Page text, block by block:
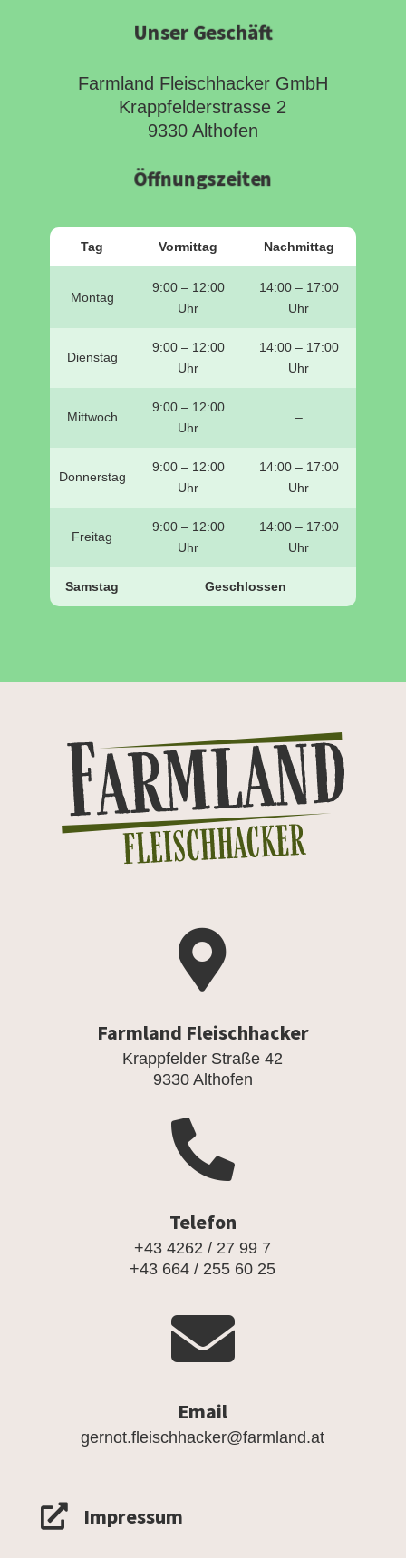
Unser Geschäft
Farmland Fleischhacker GmbH
Krappfelderstrasse 2
9330 Althofen
Öffnungszeiten
Tag Vormittag Nachmittag
Montag
9:00 – 12:00
Uhr
14:00 – 17:00
Uhr
Dienstag
9:00 – 12:00
Uhr
14:00 – 17:00
Uhr
Mittwoch
9:00 – 12:00
Uhr
–
Donnerstag
9:00 – 12:00
Uhr
14:00 – 17:00
Uhr
Freitag
9:00 – 12:00
Uhr
14:00 – 17:00
Uhr
Samstag Geschlossen

Farmland Fleischhacker
Krappfelder Straße 42
9330 Althofen

Telefon
+43 4262 / 27 99 7
+43 664 / 255 60 25

Email
gernot.fleischhacker@farmland.at
 Impressum